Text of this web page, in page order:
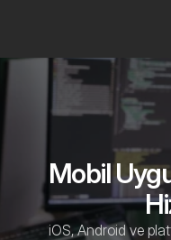
Mobil
iOS, Android ve